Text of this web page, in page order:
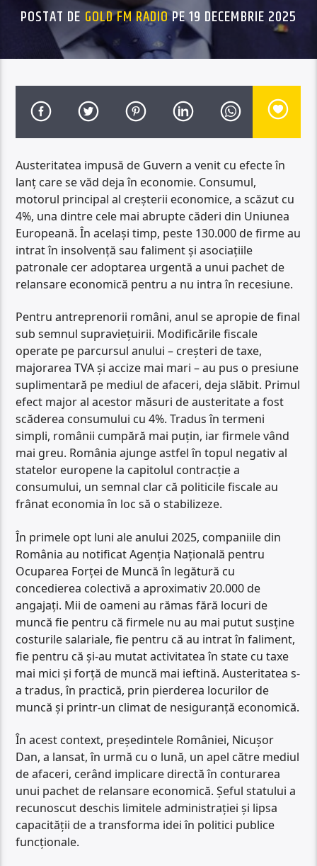
POSTAT DE GOLD FM RADIOPE 19 DECEMBRIE 2025
Austeritatea impusă de Guvern a venit cu efecte în
lanț care se văd deja în economie. Consumul,
motorul principal al creșterii economice, a scăzut cu
4%, una dintre cele mai abrupte căderi din Uniunea
Europeană. În același timp, peste 130.000 de firme au
intrat în insolvență sau faliment și asociaţiile
patronale cer adoptarea urgentă a unui pachet de
relansare economică pentru a nu intra în recesiune.
Pentru antreprenorii români, anul se apropie de final
sub semnul supraviețuirii. Modificările fiscale
operate pe parcursul anului – creșteri de taxe,
majorarea TVA și accize mai mari – au pus o presiune
suplimentară pe mediul de afaceri, deja slăbit. Primul
efect major al acestor măsuri de austeritate a fost
scăderea consumului cu 4%. Tradus în termeni
simpli, românii cumpără mai puțin, iar firmele vând
mai greu. România ajunge astfel în topul negativ al
statelor europene la capitolul contracție a
consumului, un semnal clar că politicile fiscale au
frânat economia în loc să o stabilizeze.
În primele opt luni ale anului 2025, companiile din
România au notificat Agenția Națională pentru
Ocuparea Forței de Muncă în legătură cu
concedierea colectivă a aproximativ 20.000 de
angajați. Mii de oameni au rămas fără locuri de
muncă fie pentru că firmele nu au mai putut susține
costurile salariale, fie pentru că au intrat în faliment,
fie pentru că și-au mutat activitatea în state cu taxe
mai mici și forță de muncă mai ieftină. Austeritatea s-
a tradus, în practică, prin pierderea locurilor de
muncă și printr-un climat de nesiguranță economică.
În acest context, președintele României, Nicușor
Dan, a lansat, în urmă cu o lună, un apel către mediul
de afaceri, cerând implicare directă în conturarea
unui pachet de relansare economică. Șeful statului a
recunoscut deschis limitele administrației și lipsa
capacității de a transforma idei în politici publice
funcționale.